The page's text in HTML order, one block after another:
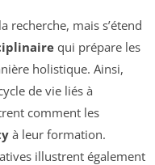
recherche, mais s’étend
qui prépare les
holistique. Ainsi,
de vie liés à
comment les
à leur formation.
illustrent également